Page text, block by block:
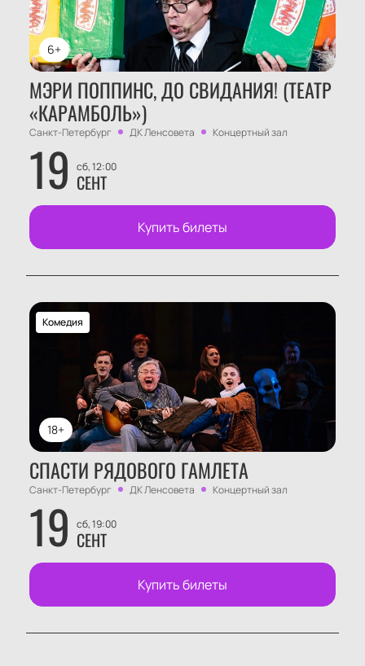
6+
МЭРИ ПОППИНС, ДО СВИДАНИЯ! (ТЕАТР
«КАРАМБОЛЬ»)
Санкт-Петербург ДК Ленсовета Концертный зал
19 сб, 12:00
СЕНТ
Купить билеты
18+
Комедия
СПАСТИ РЯДОВОГО ГАМЛЕТА
Санкт-Петербург ДК Ленсовета Концертный зал
19 сб, 19:00
СЕНТ
Купить билеты